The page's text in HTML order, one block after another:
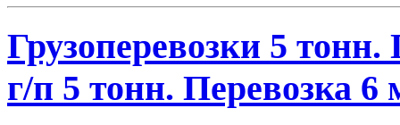
Грузоперевозки 5
г/п 5 тонн. Перевозка 6